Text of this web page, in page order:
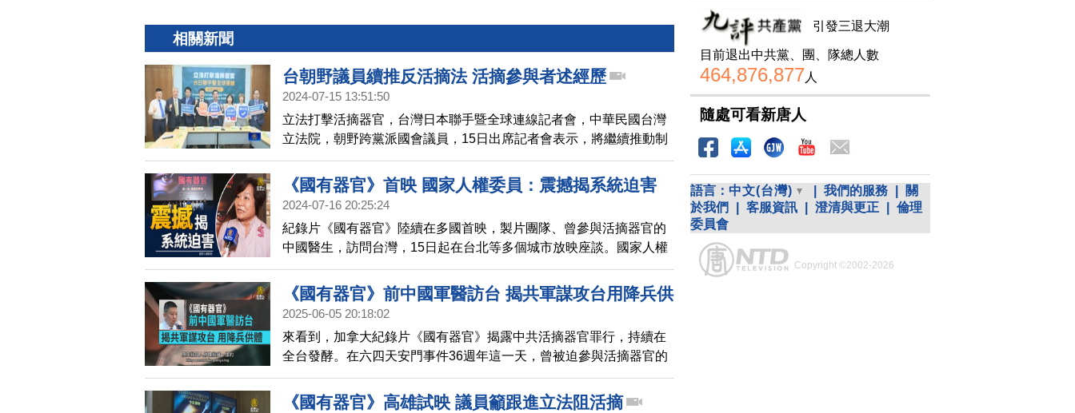
相關新聞
台朝野議員續推反活摘法 活摘參與者述經歷
2024-07-15 13:51:50
立法打擊活摘器官，台灣日本聯手暨全球連線記者會，中華民國台灣
立法院，朝野跨黨派國會議員，15日出席記者會表示，將繼續推動制
定「打擊及防制活摘器官法」。1990年代曾在中共軍醫院參與活摘器
官現場的醫生鄭治，來到立法院講述親身經歷。
《國有器官》首映 國家人權委員：震撼揭系統迫害
2024-07-16 20:25:24
紀錄片《國有器官》陸續在多國首映，製片團隊、曾參與活摘器官的
中國醫生，訪問台灣，15日起在台北等多個城市放映座談。國家人權
委員在觀影後表示，非常震撼，揭露了系統性的迫害。
《國有器官》前中國軍醫訪台 揭共軍謀攻台用降兵供
體
2025-06-05 20:18:02
來看到，加拿大紀錄片《國有器官》揭露中共活摘器官罪行，持續在
全台發酵。在六四天安門事件36週年這一天，曾被迫參與活摘器官的
前中國醫生鄭治，再次踏上台灣土地，揭露共產黨的邪惡體制，並呼
籲台灣人認清中共本質。
《國有器官》高雄試映 議員籲跟進立法阻活摘
引發三退大潮
目前退出中共黨、團、隊總人數
464,876,877人
隨處可看新唐人
語言： 中文(台灣) 我們的服務
關
於我們
客服資訊 澄清與更正
倫理
委員會
Copyright ©2002-2026